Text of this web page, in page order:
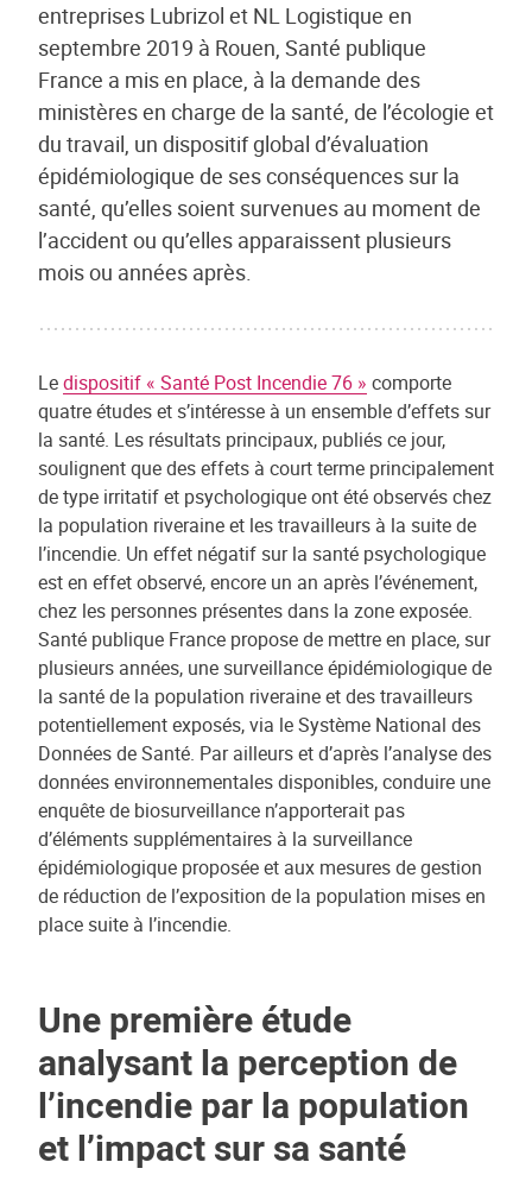
entreprises Lubrizol et NL Logistique en
septembre 2019 à Rouen, Santé publique
France a mis en place, à la demande des
ministères en charge de la santé, de l’écologie et
du travail, un dispositif global d’évaluation
épidémiologique de ses conséquences sur la
santé, qu’elles soient survenues au moment de
l’accident ou qu’elles apparaissent plusieurs
mois ou années après.
Ledispositif « Santé Post Incendie 76 » comporte
quatre études et s’intéresse à un ensemble d’effets sur
la santé. Les résultats principaux, publiés ce jour,
soulignent que des effets à court terme principalement
de type irritatif et psychologique ont été observés chez
la population riveraine et les travailleurs à la suite de
l’incendie. Un effet négatif sur la santé psychologique
est en effet observé, encore un an après l’événement,
chez les personnes présentes dans la zone exposée.
Santé publique France propose de mettre en place, sur
plusieurs années, une surveillance épidémiologique de
la santé de la population riveraine et des travailleurs
potentiellement exposés, via le Système National des
Données de Santé. Par ailleurs et d’après l’analyse des
données environnementales disponibles, conduire une
enquête de biosurveillance n’apporterait pas
d’éléments supplémentaires à la surveillance
épidémiologique proposée et aux mesures de gestion
de réduction de l’exposition de la population mises en
place suite à l’incendie.
Une première étude
analysant la perception de
l’incendie par la population
et l’impact sur sa santé